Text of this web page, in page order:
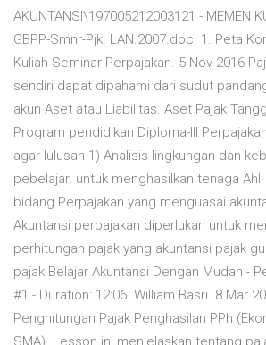
AKUNTANSI\197005212003121 - MEMEN
GBPP-Smnr-Pjk. LAN.2007.doc. 1. Peta
Kuliah Seminar Perpajakan. 5 Nov 2016
sendiri dapat dipahami dari sudut
akun Aset atau Liabilitas. Aset Pajak
Program pendidikan Diploma-III
agar lulusan 1) Analisis lingkungan dan
pebelajar. untuk menghasilkan tenaga
bidang Perpajakan yang menguasai
Akuntansi perpajakan diperlukan untuk
perhitungan pajak yang akuntansi pajak
pajak Belajar Akuntansi Dengan Mudah -
#1 - Duration: 12:06. William Basri 8 Mar
Penghitungan Pajak Penghasilan PPh